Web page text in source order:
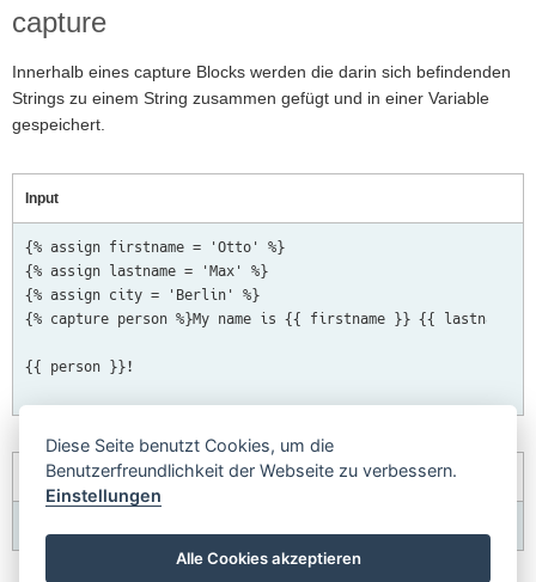
capture
Innerhalb eines capture Blocks werden die darin sich befindenden
Strings zu einem String zusammen gefügt und in einer Variable
gespeichert.
Input
{% assign firstname = 'Otto' %}
{% assign lastname = 'Max' %}
{% assign city = 'Berlin' %}
{% capture person %}My name is {{ firstname }} {{ lastname
{{ person }}!
Output
Diese Seite benutzt Cookies, um die
Benutzerfreundlichkeit der Webseite zu verbessern.
Einstellungen
Alle Cookies akzeptieren